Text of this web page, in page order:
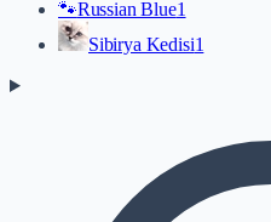
🐾Russian Blue1
Sibirya Kedisi1